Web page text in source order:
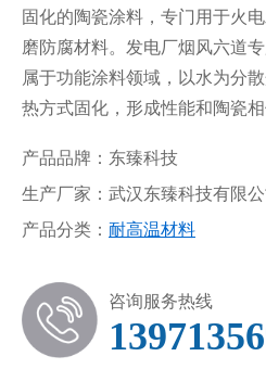
固化的陶瓷涂料，专门用于火
磨防腐材料。发电厂烟风六道
属于功能涂料领域，以水为分
热方式固化，形成性能和陶瓷相
产品品牌：东臻科技
生产厂家：武汉东臻科技有限公
产品分类： 耐高温材料
咨询服务热线